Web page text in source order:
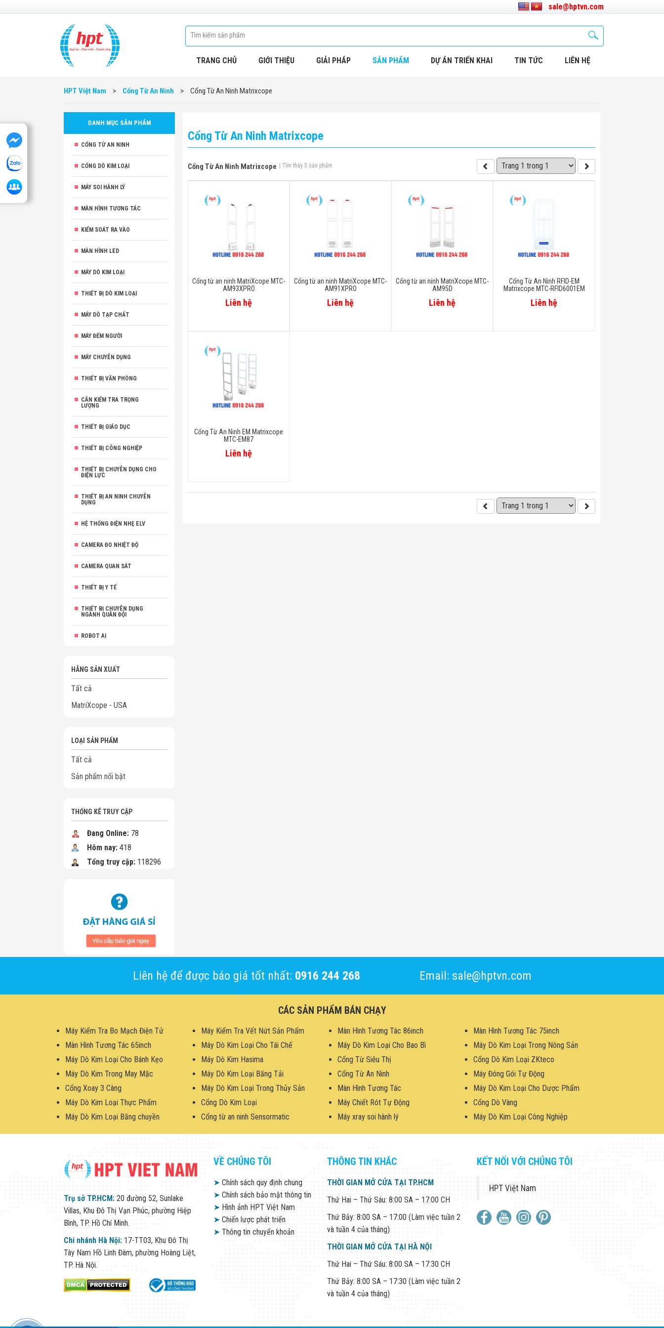
sale@hptvn.com
TRANG CHỦ GIỚI THIỆU GIẢI PHÁP SẢN PHẨM DỰ ÁN TRIỂN KHAI TIN TỨC LIÊN HỆ
HPT Việt Nam > Cổng Từ An Ninh > Cổng Từ An Ninh Matrixcope
DANH MỤC SẢN PHẨM
CỔNG TỪ AN NINH
CỔNG DÒ KIM LOẠI
MÁY SOI HÀNH LÝ
MÀN HÌNH TƯƠNG TÁC
KIỂM SOÁT RA VÀO
MÀN HÌNH LED
MÁY DÒ KIM LOẠI
THIẾT BỊ DÒ KIM LOẠI
MÁY DÒ TẠP CHẤT
MÁY ĐẾM NGƯỜI
MÁY CHUYÊN DỤNG
THIẾT BỊ VĂN PHÒNG
CÂN KIỂM TRA TRỌNG
LƯỢNG
THIẾT BỊ GIÁO DỤC
THIẾT BỊ CÔNG NGHIỆP
THIẾT BỊ CHUYÊN DỤNG CHO
ĐIỆN LỰC
THIẾT BỊ AN NINH CHUYÊN
DỤNG
HỆ THỐNG ĐIỆN NHẸ ELV
CAMERA ĐO NHIỆT ĐỘ
CAMERA QUAN SÁT
THIẾT BỊ Y TẾ
THIẾT BỊ CHUYÊN DỤNG
NGÀNH QUÂN ĐỘI
ROBOT AI
HÃNG SẢN XUẤT
Tất cả
MatriXcope - USA
LOẠI SẢN PHẨM
Tất cả
Sản phẩm nổi bật
THỐNG KÊ TRUY CẬP
Đang Online: 78
Hôm nay: 418
Tổng truy cập: 118296
Cổng Từ An Ninh Matrixcope
Cổng Từ An Ninh Matrixcope | Tìm thấy 5 sản phẩm
Cổng từ an ninh MatriXcope MTC-
AM93XPRO
Liên hệ
Cổng từ an ninh MatriXcope MTC-
AM91XPRO
Liên hệ
Cổng từ an ninh MatriXcope MTC-
AM95D
Liên hệ
Cổng Từ An Ninh RFID-EM
Matrixcope MTC-RFID6001EM
Liên hệ
Cổng Từ An Ninh EM Matrixcope
MTC-EM87
Liên hệ
Liên hệ để được báo giá tốt nhất: 0916 244 268 Email: sale@hptvn.com
CÁC SẢN PHẨM BÁN CHẠY
Máy Kiểm Tra Bo Mạch Điện Tử Máy Kiểm Tra Vết Nứt Sản Phẩm Màn Hình Tương Tác 86inch
Màn Hình Tương Tác 75inch
Màn Hình Tương Tác 65inch
Máy Dò Kim Loại Cho Tái Chế Máy Dò Kim Loại Cho Bao Bì
Máy Dò Kim Loại Trong Nông Sản
Máy Dò Kim Loại Cho Bánh Kẹo
Máy Dò Kim Hasima Cổng Từ Siêu Thị
Cổng Dò Kim Loại ZKteco
Máy Dò Kim Trong May Mặc
Máy Dò Kim Loại Băng Tải Cổng Từ An Ninh
Máy Đóng Gói Tự Động
Cổng Xoay 3 Càng
Máy Dò Kim Loại Trong Thủy Sản Màn Hình Tương Tác
Máy Dò Kim Loại Cho Dược Phẩm
Máy Dò Kim Loại Thực Phẩm
Cổng Dò Kim Loại Máy Chiết Rót Tự Động
Cổng Dò Vàng
Máy Dò Kim Loại Băng chuyền
Cổng từ an ninh Sensormatic Máy xray soi hành lý Máy Dò Kim Loại Công Nghiệp
Trụ sở TP.HCM: 20 đường 52, Sunlake
Villas, Khu Đô Thị Vạn Phúc, phường Hiệp
Bình, TP. Hồ Chí Minh.
Chi nhánh Hà Nội: 17-TT03, Khu Đô Thị
Tây Nam Hồ Linh Đàm, phường Hoàng Liệt,
TP. Hà Nội.
VỀ CHÚNG TÔI
➤ Chính sách quy định chung
➤ Chính sách bảo mật thông tin
➤ Hình ảnh HPT Việt Nam
➤ Chiến lược phát triển
➤ Thông tin chuyển khoản
THÔNG TIN KHÁC
THỜI GIAN MỞ CỬA TẠI TP.HCM
Thứ Hai – Thứ Sáu: 8:00 SA – 17:00 CH
Thứ Bảy: 8:00 SA – 17:00 (Làm việc tuần 2
và tuần 4 của tháng)
THỜI GIAN MỞ CỬA TẠI HÀ NỘI
Thứ Hai – Thứ Sáu: 8:00 SA – 17:30 CH
Thứ Bảy: 8:00 SA – 17:30 (Làm việc tuần 2
và tuần 4 của tháng)
KẾT NỐI VỚI CHÚNG TÔI
HPT Việt Nam